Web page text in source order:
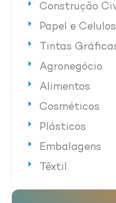
Construção
Papel e
Tintas
Agronegócio
Alimentos
Cosméticos
Plásticos
Embalagens
Têxtil